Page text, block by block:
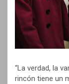
“La verdad, la
rincón tiene un